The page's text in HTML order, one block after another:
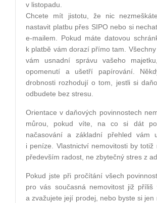
v listopadu.
Chcete mít jistotu, že nic
nastavit platbu přes SIPO nebo si
e-mailem. Pokud máte datovou
k platbě vám dorazí přímo tam.
vám usnadní správu vašeho
opomenutí a ušetří papírování.
drobnosti rozhodují o tom, jestli si
odbudete bez stresu.
Orientace v daňových povinnostech
můrou, pokud víte, na co si dát
načasování a základní přehled vám
i peníze. Vlastnictví nemovitosti by totiž
především radost, ne zbytečný stres z
Pokud jste při pročítání všech
pro vás současná nemovitost již příliš
a zvažujete její prodej, nebo byste si jen